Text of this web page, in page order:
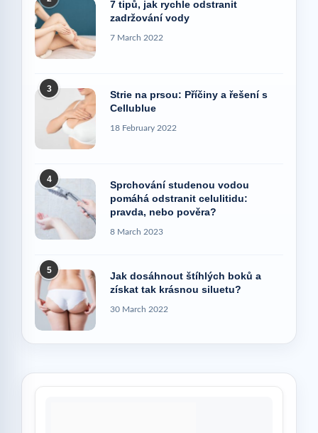
7 tipů, jak rychle odstranit
zadržování vody
7 March 2022
3
Strie na prsou: Příčiny a řešení s
Cellublue
18 February 2022
4
Sprchování studenou vodou
pomáhá odstranit celulitidu:
pravda, nebo pověra?
8 March 2023
5
Jak dosáhnout štíhlých boků a
získat tak krásnou siluetu?
30 March 2022